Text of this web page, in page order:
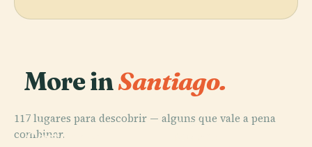
More inSantiago.
117 lugares para descobrir — alguns que vale a pena
combinar.
PLACE
Costanera
PLACE
PLACE